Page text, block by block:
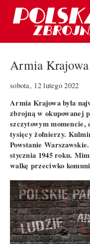
Armia
sobota, 12 lutego 2022
Armia Krajowa była
zbrojną w okupowanej
szczytowym momencie,
tysięcy żołnierzy.
Powstanie
stycznia 1945 roku.
walkę przeciwko